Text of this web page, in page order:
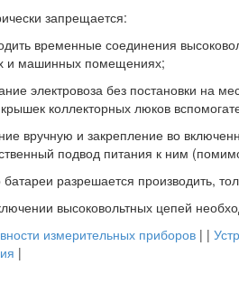
запрещается:
временные соединения
и машинных помещениях;
электровоза без постановки на
коллекторных люков
вручную и закрепление во
подвод питания к ним
разрешается производить,
высоковольтных цепей
измерительных приборов | |
|